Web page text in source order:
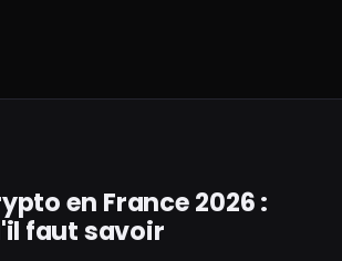
en France 2026 :
faut savoir